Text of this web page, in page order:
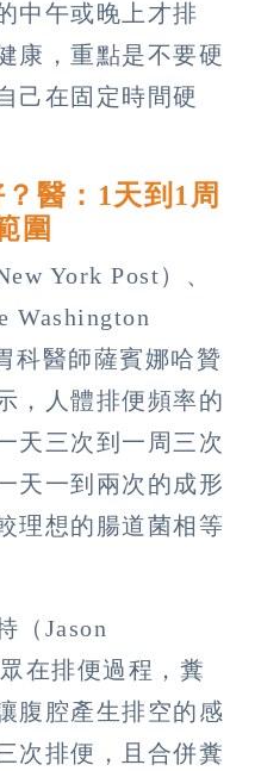
中午或晚上才排
康，重點是不要硬
己在固定時間硬
醫：1天到1周
圍
York Post）、
Washington
科醫師薩賓娜哈贊
，人體排便頻率的
天三次到一周三次
天一到兩次的成形
理想的腸道菌相等
（Jason
在排便過程，糞
腹腔產生排空的感
次排便，且合併糞